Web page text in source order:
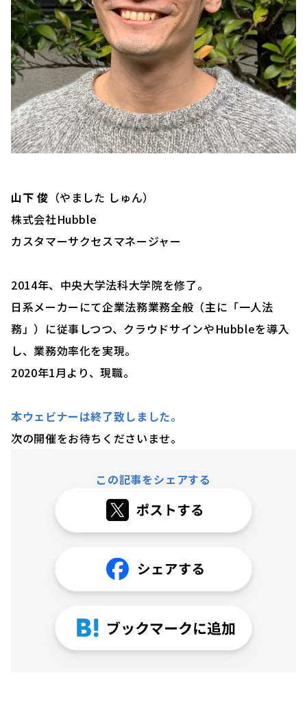
山下 俊 （やました しゅん）
株式会社Hubble
カスタマーサクセスマネージャー
2014年、中央大学法科大学院を修了。
日系メーカーにて企業法務業務全般（主に「一人法
務」）に従事しつつ、クラウドサインやHubbleを導入
し、業務効率化を実現。
2020年1月より、現職。
本ウェビナーは終了致しました。
次の開催をお待ちくださいませ。
この記事をシェアする